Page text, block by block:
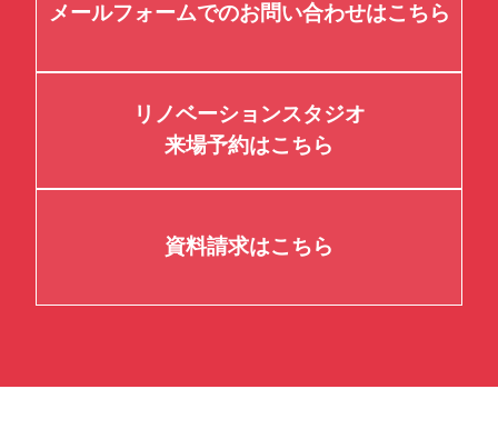
メールフォームでのお問い合わせはこちら
リノベーションスタジオ
来場予約はこちら
資料請求はこちら